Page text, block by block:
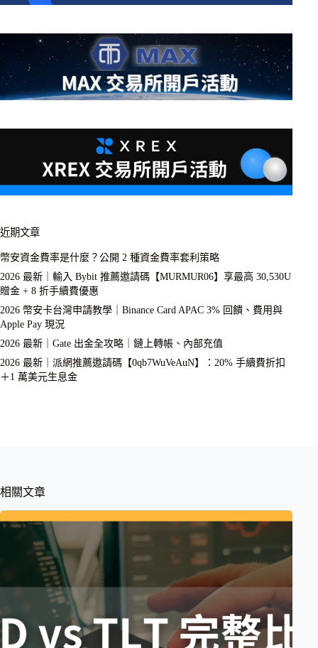
近期文章
幣安資金費率是什麼？公開 2 種資金費率套利策略
2026 最新｜輸入 Bybit 推薦邀請碼【MURMUR06】享最高 30,530U
贈金 + 8 折手續費優惠
2026 幣安卡台灣申請教學｜Binance Card APAC 3% 回饋、費用與
Apple Pay 現況
2026 最新｜Gate 出金全攻略｜鏈上轉帳、內部充值
2026 最新｜派網推薦邀請碼【0qb7WuVeAuN】：20% 手續費折扣
＋1 萬美元生息金
相關文章